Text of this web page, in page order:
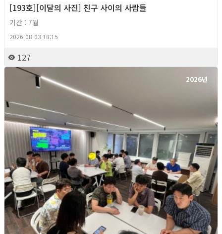
[193호][이달의 사진] 친구 사이의 사람들
기간 : 7월
2026-08-03 18:15
127
2026년